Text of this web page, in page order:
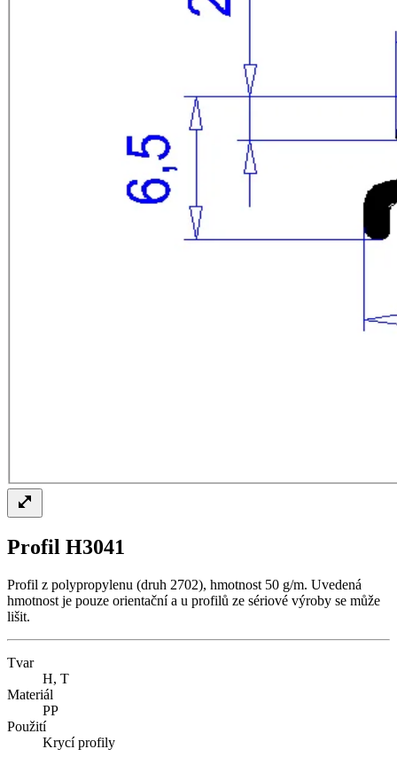
Profil H3041
Profil z polypropylenu (druh 2702), hmotnost 50 g/m. Uvedená
hmotnost je pouze orientační a u profilů ze sériové výroby se může
lišit.
Tvar
H, T
Materiál
PP
Použití
Krycí profily